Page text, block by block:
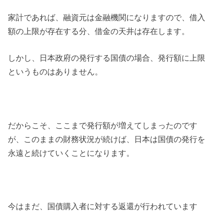
家計であれば、融資元は金融機関になりますので、借入
額の上限が存在する分、借金の天井は存在します。
しかし、日本政府の発行する国債の場合、発行額に上限
というものはありません。
だからこそ、ここまで発行額が増えてしまったのです
が、このままの財務状況が続けば、日本は国債の発行を
永遠と続けていくことになります。
今はまだ、国債購入者に対する返還が行われています